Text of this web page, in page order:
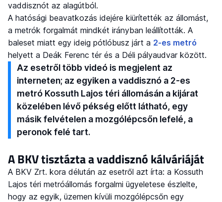
vaddisznót az alagútból.
A hatósági beavatkozás idejére kiürítették az állomást,
a metrók forgalmát mindkét irányban leállították. A
baleset miatt egy ideig pótlóbusz járt a 2-es metró
helyett a Deák Ferenc tér és a Déli pályaudvar között.
Az esetről több videó is megjelent az
interneten; az egyiken a vaddisznó a 2-es
metró Kossuth Lajos téri állomásán a kijárat
közelében lévő pékség előtt látható, egy
másik felvételen a mozgólépcsőn lefelé, a
peronok felé tart.
A BKV tisztázta a vaddisznó kálváriáját
A BKV Zrt. kora délután az esetről azt írta: a Kossuth
Lajos téri metróállomás forgalmi ügyeletese észlelte,
hogy az egyik, üzemen kívüli mozgólépcsőn egy